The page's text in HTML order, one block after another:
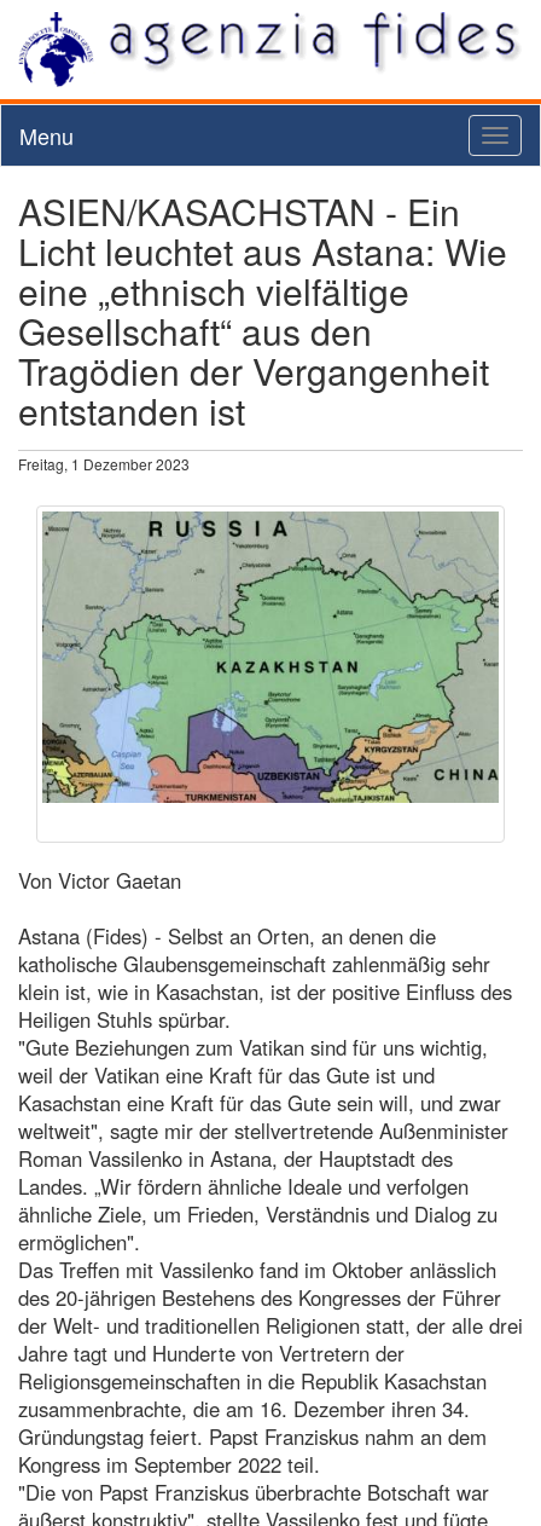
Menu
ASIEN/KASACHSTAN - Ein
Licht leuchtet aus Astana: Wie
eine „ethnisch vielfältige
Gesellschaft“ aus den
Tragödien der Vergangenheit
entstanden ist
Freitag, 1 Dezember 2023
Von Victor Gaetan
Astana (Fides) - Selbst an Orten, an denen die
katholische Glaubensgemeinschaft zahlenmäßig sehr
klein ist, wie in Kasachstan, ist der positive Einfluss des
Heiligen Stuhls spürbar.
"Gute Beziehungen zum Vatikan sind für uns wichtig,
weil der Vatikan eine Kraft für das Gute ist und
Kasachstan eine Kraft für das Gute sein will, und zwar
weltweit", sagte mir der stellvertretende Außenminister
Roman Vassilenko in Astana, der Hauptstadt des
Landes. „Wir fördern ähnliche Ideale und verfolgen
ähnliche Ziele, um Frieden, Verständnis und Dialog zu
ermöglichen".
Das Treffen mit Vassilenko fand im Oktober anlässlich
des 20-jährigen Bestehens des Kongresses der Führer
der Welt- und traditionellen Religionen statt, der alle drei
Jahre tagt und Hunderte von Vertretern der
Religionsgemeinschaften in die Republik Kasachstan
zusammenbrachte, die am 16. Dezember ihren 34.
Gründungstag feiert. Papst Franziskus nahm an dem
Kongress im September 2022 teil.
"Die von Papst Franziskus überbrachte Botschaft war
äußerst konstruktiv", stellte Vassilenko fest und fügte